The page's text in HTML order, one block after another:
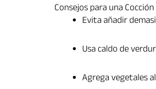
Consejos para una
Evita añadir
Usa caldo de
Agrega vegetales